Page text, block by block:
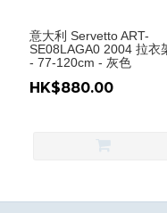
意大利 Servetto ART-
SE08LAGA0 2004 拉衣
- 77-120cm - 灰色
HK$880.00